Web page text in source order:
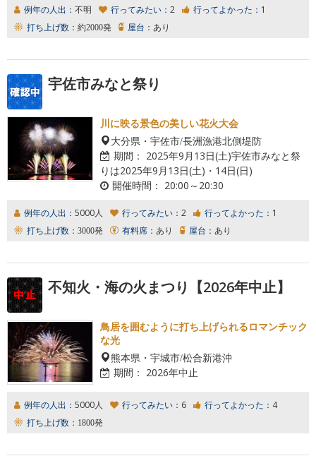
例年の人出： 不明 行ってみたい： 2 行ってよかった： 1
打ち上げ数： 約2000発 屋台： あり
宇佐市みなと祭り
川に映る景色の美しい花火大会
大分県・宇佐市/長洲漁港北側堤防
期間： 2025年9月13日(土)宇佐市みなと祭
りは2025年9月13日(土)・14日(日)
開催時間： 20:00～20:30
例年の人出： 5000人 行ってみたい： 2 行ってよかった： 1
打ち上げ数： 3000発 有料席： あり 屋台： あり
不知火・海の火まつり【2026年中止】
鳥居を囲むように打ち上げられるロマンチック
な光
熊本県・宇城市/松合新港沖
期間： 2026年中止
例年の人出： 5000人 行ってみたい： 6 行ってよかった： 4
打ち上げ数： 1800発